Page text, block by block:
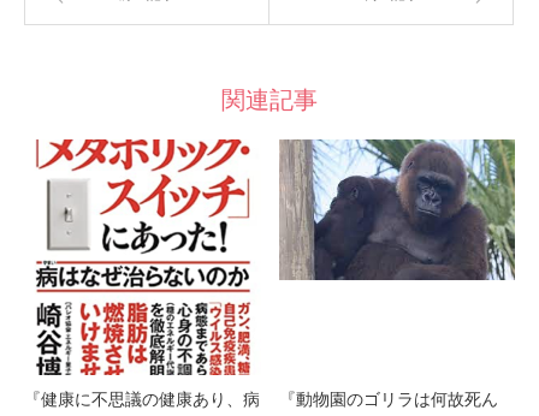
関連記事
『健康に不思議の健康あり、病
『動物園のゴリラは何故死ん